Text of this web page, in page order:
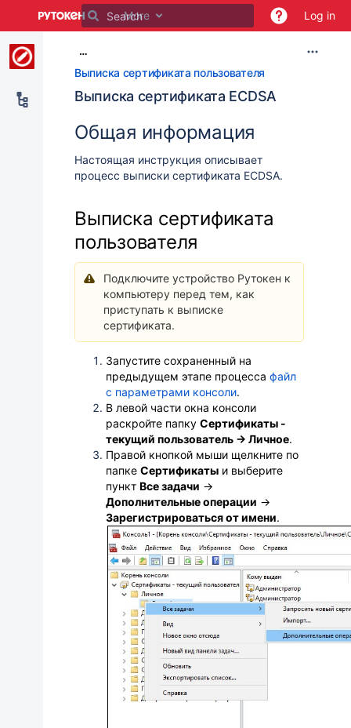
content
assistive.skiplink.to.breadcrumbs
assistive.skiplink.to.action.menu
More Log in
…
Выписка сертификата пользователя
Выписка сертификата ECDSA
Общая информация
Настоящая инструкция описывает
процесс выписки сертификата ECDSA.
Выписка сертификата
пользователя
Подключите устройство Рутокен к
компьютеру перед тем, как
приступать к выписке
сертификата.
Запустите сохраненный на
предыдущем этапе процесса файл
с параметрами консоли.
В левой части окна консоли
раскройте папку Сертификаты -
текущий пользователь → Личное.
Правой кнопкой мыши щелкните по
папке Сертификаты и выберите
пункт Все задачи →
Дополнительные операции →
Зарегистрироваться от имени.